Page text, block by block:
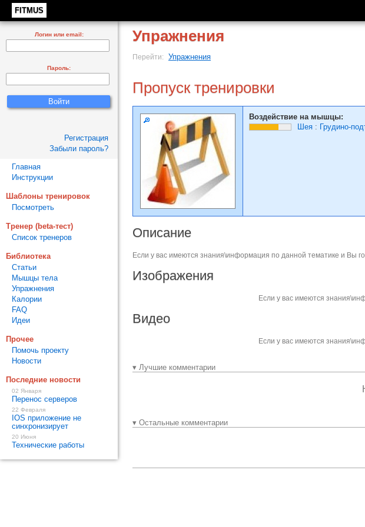
FITMUS
Упражнения
Перейти: Упражнения
Пропуск тренировки
Воздействие на мышцы:
Шея : Грудино-
Описание
Если у вас имеются знания\информация по данной тематике и Вы
Изображения
Если у вас имеются
Видео
Если у вас имеются
▾ Лучшие комментарии
▾ Остальные комментарии
Логин или email:
Пароль:
Регистрация
Забыли пароль?
Главная
Инструкции
Шаблоны тренировок
Посмотреть
Тренер (beta-тест)
Список тренеров
Библиотека
Статьи
Мышцы тела
Упражнения
Калории
FAQ
Идеи
Прочее
Помочь проекту
Новости
Последние новости
02 Января
Перенос серверов
22 Февраля
IOS приложение не
синхронизирует
20 Июня
Технические работы